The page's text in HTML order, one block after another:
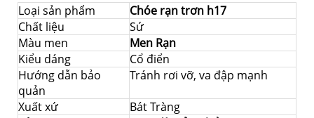
Loại sản phẩm
Chóe rạn trơn h17
Chất liệu
Sứ
Màu men
Men Rạn
Kiểu dáng
Cổ điển
Hướng dẫn bảo
quản
Tránh rơi vỡ, va đập mạnh
Xuất xứ
Bát Tràng